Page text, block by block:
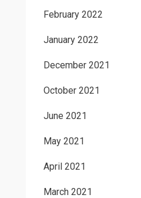
February 2022
January 2022
December 2021
October 2021
June 2021
May 2021
April 2021
March 2021